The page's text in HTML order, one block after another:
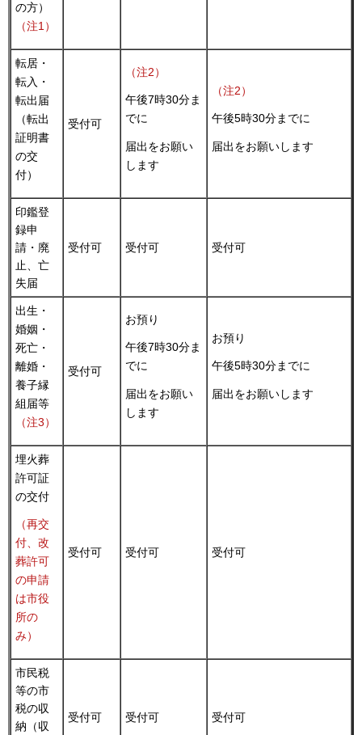
の方）
（注1）
転居・
転入・
転出届
（転出
証明書
の交
付）
受付可
（注2）
午後7時30分ま
でに
届出をお願い
します
（注2）
午後5時30分までに
届出をお願いします
印鑑登
録申
請・廃
止、亡
失届
受付可 受付可 受付可
出生・
婚姻・
死亡・
離婚・
養子縁
組届等
（注3）
受付可
お預り
午後7時30分ま
でに
届出をお願い
します
お預り
午後5時30分までに
届出をお願いします
埋火葬
許可証
の交付
（再交
付、改
葬許可
の申請
は市役
所の
み）
受付可 受付可 受付可
市民税
等の市
税の収
納（収
受付可 受付可 受付可